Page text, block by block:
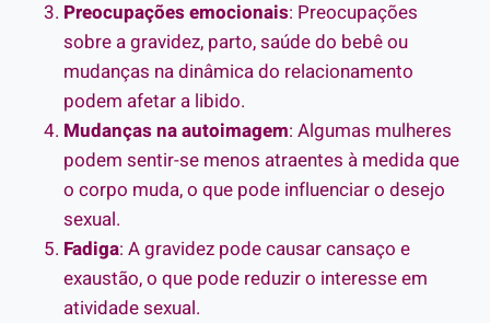
Preocupações emocionais: Preocupações
sobre a gravidez, parto, saúde do bebê ou
mudanças na dinâmica do relacionamento
podem afetar a libido.
Mudanças na autoimagem: Algumas mulheres
podem sentir-se menos atraentes à medida que
o corpo muda, o que pode influenciar o desejo
sexual.
Fadiga: A gravidez pode causar cansaço e
exaustão, o que pode reduzir o interesse em
atividade sexual.